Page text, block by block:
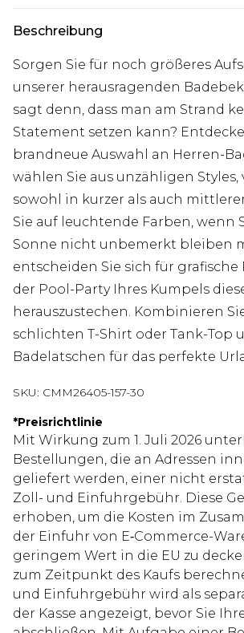
Beschreibung
Sorgen Sie für noch größeres
unserer herausragenden
sagt denn, dass man am Strand
Statement setzen kann?
brandneue Auswahl an Herren-
wählen Sie aus unzähligen Styles,
sowohl in kurzer als auch
Sie auf leuchtende Farben, wenn
Sonne nicht unbemerkt bleiben
entscheiden Sie sich für grafische
der Pool-Party Ihres Kumpels
herauszustechen. Kombinieren
schlichten T-Shirt oder Tank-Top
Badelatschen für das perfekte
SKU: CMM26405-157-30
*Preisrichtlinie
Mit Wirkung zum 1. Juli 2026
Bestellungen, die an Adressen
geliefert werden, einer nicht
Zoll- und Einfuhrgebühr. Diese
erhoben, um die Kosten im
der Einfuhr von E‑Commerce-
geringem Wert in die EU zu
zum Zeitpunkt des Kaufs
und Einfuhrgebühr wird als
der Kasse angezeigt, bevor Sie